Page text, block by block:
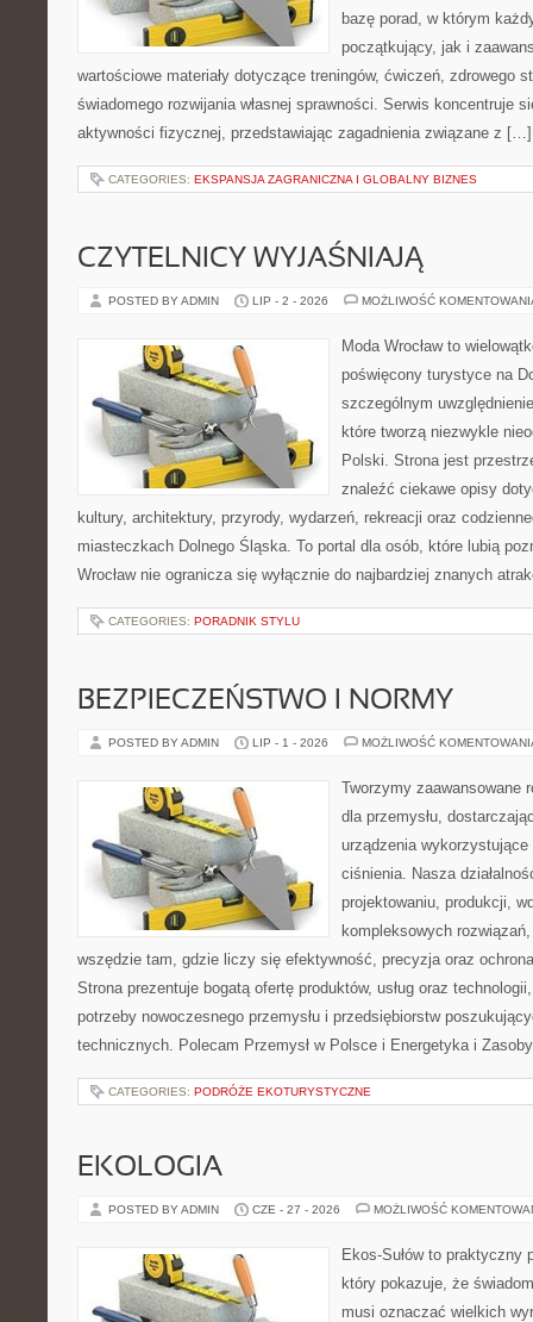
bazę porad, w którym
początkujący, jak i
wartościowe materiały dotyczące treningów, ćwiczeń, zdrowego
świadomego rozwijania własnej sprawności. Serwis koncentruje
aktywności fizycznej, przedstawiając zagadnienia związane z […]
CATEGORIES: EKSPANSJA ZAGRANICZNA I GLOBALNY BIZNES
CZYTELNICY WYJAŚNIAJĄ
POSTED BY ADMIN LIP - 2 - 2026 MOŻLIWOŚĆ
Moda Wrocław to
poświęcony turystyce na
szczególnym
które tworzą niezwykle
Polski. Strona jest
znaleźć ciekawe opisy
kultury, architektury, przyrody, wydarzeń, rekreacji oraz
miasteczkach Dolnego Śląska. To portal dla osób, które lubią
Wrocław nie ogranicza się wyłącznie do najbardziej znanych
CATEGORIES: PORADNIK STYLU
BEZPIECZEŃSTWO I NORMY
POSTED BY ADMIN LIP - 1 - 2026 MOŻLIWOŚĆ
Tworzymy zaawansowane
dla przemysłu,
urządzenia
ciśnienia. Nasza
projektowaniu, produkcji,
kompleksowych
wszędzie tam, gdzie liczy się efektywność, precyzja oraz
Strona prezentuje bogatą ofertę produktów, usług oraz
potrzeby nowoczesnego przemysłu i przedsiębiorstw
technicznych. Polecam Przemysł w Polsce i Energetyka i
CATEGORIES: PODRÓŻE EKOTURYSTYCZNE
EKOLOGIA
POSTED BY ADMIN CZE - 27 - 2026 MOŻLIWOŚĆ
Ekos-Sułów to praktyczny
który pokazuje, że
musi oznaczać wielkich